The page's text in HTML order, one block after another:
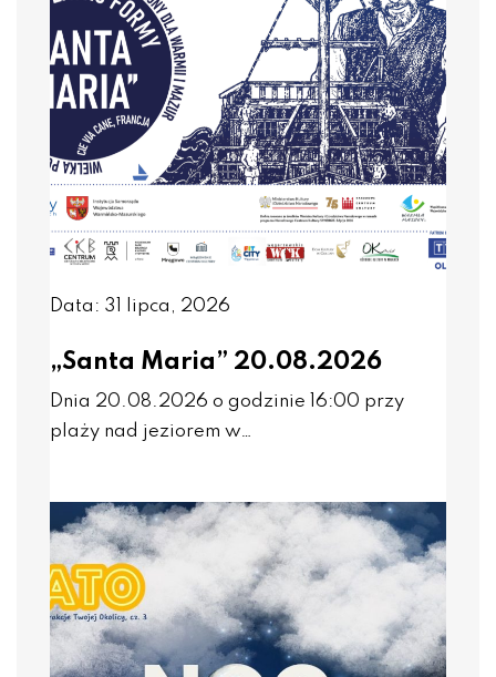
Data: 31 lipca, 2026
„Santa Maria” 20.08.2026
Dnia 20.08.2026 o godzinie 16:00 przy
plaży nad jeziorem w…